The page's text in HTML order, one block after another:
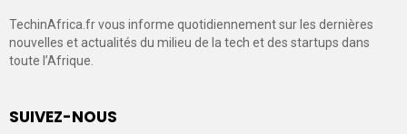
TechinAfrica.fr vous informe quotidiennement sur les dernières
nouvelles et actualités du milieu de la tech et des startups dans
toute l’Afrique.
SUIVEZ-NOUS